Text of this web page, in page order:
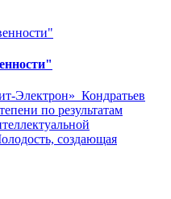
Электрон» Кондратьев
по результатам
создающая